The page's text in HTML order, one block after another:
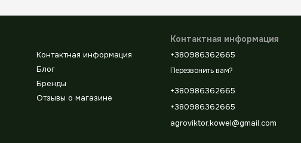
Контактная информация
Блог
Бренды
Отзывы о магазине
Контактная информация
+380986362665
Перезвонить вам?
+380986362665
+380986362665
agroviktor.kowel@gmail.com